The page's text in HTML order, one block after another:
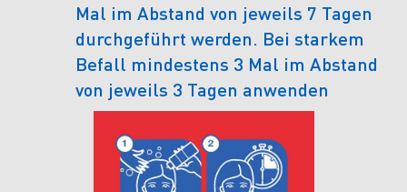
Mal im Abstand von jeweils 7 Tagen
durchgeführt werden. Bei starkem
Befall mindestens 3 Mal im Abstand
von jeweils 3 Tagen anwenden